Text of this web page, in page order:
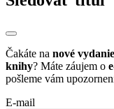
Čakáte na nové
knihy? Máte záujem o
pošleme vám
E-mail